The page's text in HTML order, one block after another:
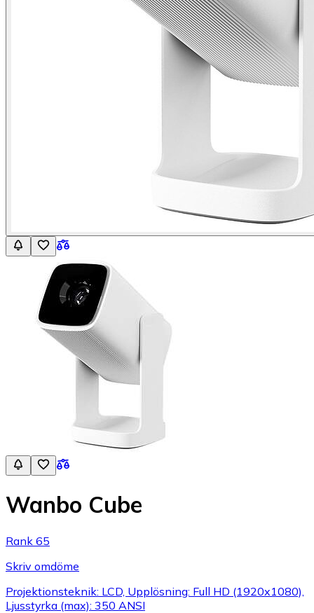
Wanbo Cube
Rank 65
Skriv omdöme
Projektionsteknik: LCD, Upplösning: Full HD (1920x1080),
Ljusstyrka (max): 350 ANSI